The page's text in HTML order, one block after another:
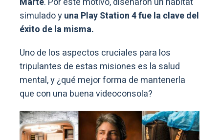
simulado yuna Play Station 4 fue la clave del
éxito de la misma.
Uno de los aspectos cruciales para los
tripulantes de estas misiones es la salud
mental, y ¿qué mejor forma de mantenerla
que con una buena videoconsola?